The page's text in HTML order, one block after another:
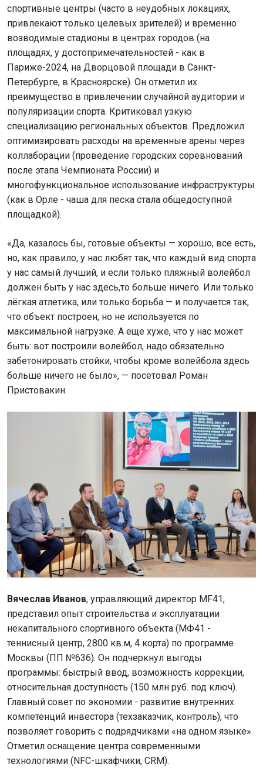
спортивные центры (часто в неудобных локациях,
привлекают только целевых зрителей) и временно
возводимые стадионы в центрах городов (на
площадях, у достопримечательностей - как в
Париже-2024, на Дворцовой площади в Санкт-
Петербурге, в Красноярске). Он отметил их
преимущество в привлечении случайной аудитории и
популяризации спорта. Критиковал узкую
специализацию региональных объектов. Предложил
оптимизировать расходы на временные арены через
коллаборации (проведение городских соревнований
после этапа Чемпионата России) и
многофункциональное использование инфраструктуры
(как в Орле - чаша для песка стала общедоступной
площадкой).
«Да, казалось бы, готовые объекты — хорошо, все есть,
но, как правило, у нас любят так, что каждый вид спорта
у нас самый лучший, и если только пляжный волейбол
должен быть у нас здесь,то больше ничего. Или только
лёгкая атлетика, или только борьба — и получается так,
что объект построен, но не используется по
максимальной нагрузке. А еще хуже, что у нас может
быть: вот построили волейбол, надо обязательно
забетонировать стойки, чтобы кроме волейбола здесь
больше ничего не было», — посетовал Роман
Пристовакин.
Вячеслав Иванов, управляющий директор MF41,
представил опыт строительства и эксплуатации
некапитального спортивного объекта (МФ41 -
теннисный центр, 2800 кв.м, 4 корта) по программе
Москвы (ПП №636). Он подчеркнул выгоды
программы: быстрый ввод, возможность коррекции,
относительная доступность (150 млн руб. под ключ).
Главный совет по экономии - развитие внутренних
компетенций инвестора (техзаказчик, контроль), что
позволяет говорить с подрядчиками «на одном языке».
Отметил оснащение центра современными
технологиями (NFC-шкафчики, CRM).